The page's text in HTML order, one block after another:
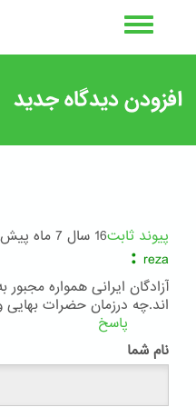
افزودن دیدگاه جدید
پیوند ثابت16 سال 7 ماه پیش
reza
:
آزادگان ایرانی همواره
اند.چه درزمان حضرات بهایی
پاسخ
نام شما